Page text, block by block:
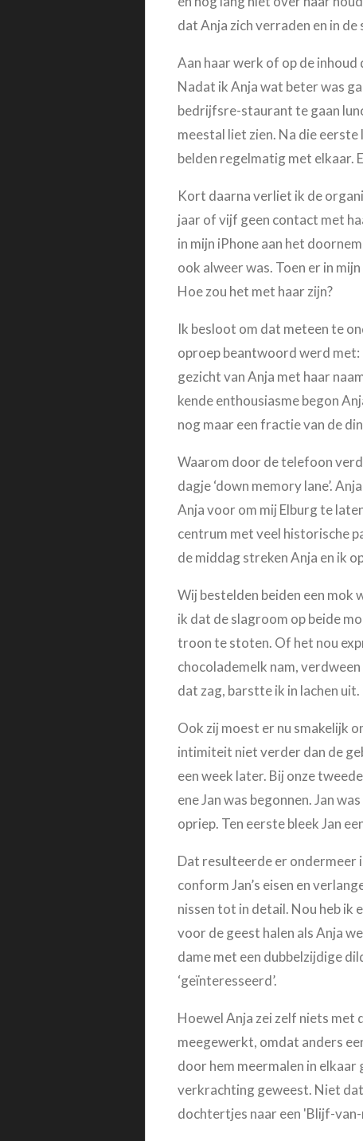
dat Anja zich verraden en in
Aan haar werk of op de
Nadat ik Anja wat beter was
bedrijfsre-staurant te gaan
meestal liet zien. Na die
belden regelmatig met elkaar.
Kort daarna verliet ik de
jaar of vijf geen contact met
in mijn iPhone aan het
ook alweer was. Toen er in
Hoe zou het met haar zijn?
Ik besloot om dat meteen te
oproep beantwoord werd met:
gezicht van Anja met haar
kende enthousiasme begon
nog maar een fractie van de
Waarom door de telefoon
dagje ‘down memory lane’.
Anja voor om mij Elburg te
centrum met veel historische
de middag streken Anja en ik
Wij bestelden beiden een mok
ik dat de slagroom op beide
troon te stoten. Of het nou
chocolademelk nam,
dat zag, barstte ik in lachen
Ook zij moest er nu smakelijk
intimiteit niet verder dan de
een week later. Bij onze
ene Jan was begonnen. Jan
opriep. Ten eerste bleek Jan
Dat resulteerde er ondermeer
conform Jan’s eisen en
nissen tot in detail. Nou heb ik
voor de geest halen als Anja
dame met een dubbelzijdige
‘geïnteresseerd’.
Hoewel Anja zei zelf niets met
meegewerkt, omdat anders
door hem meermalen in
verkrachting geweest. Niet
dochtertjes naar een 'Blijf-